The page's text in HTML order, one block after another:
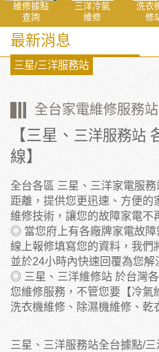
維修據點
查詢
三洋冷氣
維修
洗衣
修
最新消息
三星/三洋服務站
全台家電維修服務
【三星、 三洋服務站
線】
全台各區 三星、三洋家電服
距離，提供您更迅速、方便
維修技術，讓您的故障家電不
◎ 當您府上有各廠牌家電故障
線上報修填寫您的資料，我們
並於24小時內快速回覆為您解
◎ 三星、三洋維修站 於台灣
您維修服務，不管您要【冷氣
洗衣機維修、除濕機維修、乾
三星、三洋服務站全台據點/